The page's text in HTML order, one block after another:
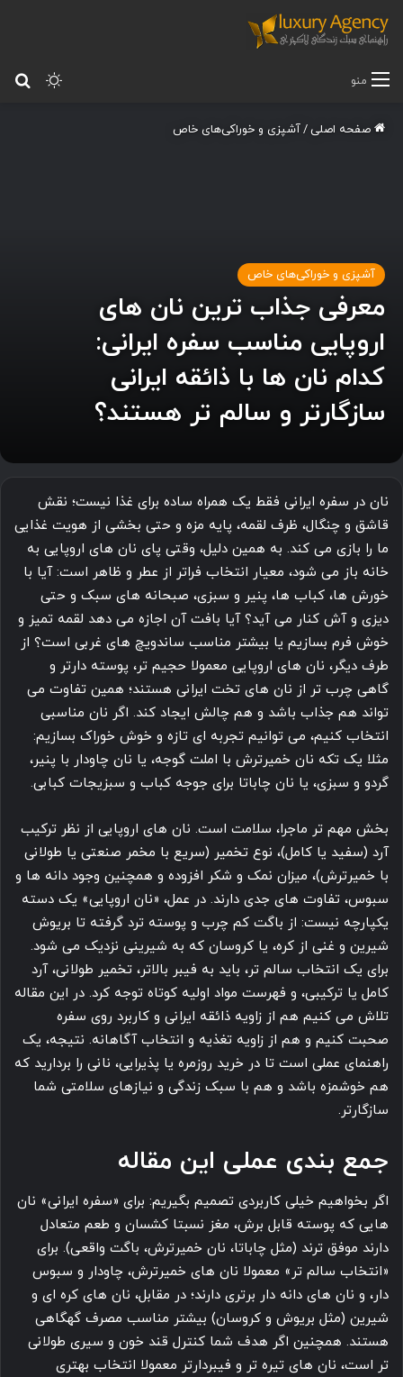
تغییر منو
صفحه اصلی/آشپزی و خوراکی‌های خاص
آشپزی و خوراکی‌های خاص
معرفی جذاب ترین نان های
اروپایی مناسب سفره ایرانی:
کدام نان ها با ذائقه ایرانی
سازگارتر و سالم تر هستند؟
نان در سفره ایرانی فقط یک همراه ساده برای غذا نیست؛ نقش
قاشق و چنگال، ظرف لقمه، پایه مزه و حتی بخشی از هویت غذایی
ما را بازی می کند. به همین دلیل، وقتی پای نان های اروپایی به
خانه باز می شود، معیار انتخاب فراتر از عطر و ظاهر است: آیا با
خورش ها، کباب ها، پنیر و سبزی، صبحانه های سبک و حتی
دیزی و آش کنار می آید؟ آیا بافت آن اجازه می دهد لقمه تمیز و
خوش فرم بسازیم یا بیشتر مناسب ساندویچ های غربی است؟ از
طرف دیگر، نان های اروپایی معمولا حجیم تر، پوسته دارتر و
گاهی چرب تر از نان های تخت ایرانی هستند؛ همین تفاوت می
تواند هم جذاب باشد و هم چالش ایجاد کند. اگر نان مناسبی
انتخاب کنیم، می توانیم تجربه ای تازه و خوش خوراک بسازیم:
مثلا یک تکه نان خمیرترش با املت گوجه، یا نان چاودار با پنیر،
گردو و سبزی، یا نان چاباتا برای جوجه کباب و سبزیجات کبابی.
بخش مهم تر ماجرا، سلامت است. نان های اروپایی از نظر ترکیب
آرد (سفید یا کامل)، نوع تخمیر (سریع با مخمر صنعتی یا طولانی
با خمیرترش)، میزان نمک و شکر افزوده و همچنین وجود دانه ها و
سبوس، تفاوت های جدی دارند. در عمل، «نان اروپایی» یک دسته
یکپارچه نیست: از باگت کم چرب و پوسته ترد گرفته تا بریوش
شیرین و غنی از کره، یا کروسان که به شیرینی نزدیک می شود.
برای یک انتخاب سالم تر، باید به فیبر بالاتر، تخمیر طولانی، آرد
کامل یا ترکیبی، و فهرست مواد اولیه کوتاه توجه کرد. در این مقاله
تلاش می کنیم هم از زاویه ذائقه ایرانی و کاربرد روی سفره
صحبت کنیم و هم از زاویه تغذیه و انتخاب آگاهانه. نتیجه، یک
راهنمای عملی است تا در خرید روزمره یا پذیرایی، نانی را بردارید که
هم خوشمزه باشد و هم با سبک زندگی و نیازهای سلامتی شما
سازگارتر.
جمع بندی عملی این مقاله
اگر بخواهیم خیلی کاربردی تصمیم بگیریم: برای «سفره ایرانی» نان
هایی که پوسته قابل برش، مغز نسبتا کشسان و طعم متعادل
دارند موفق ترند (مثل چاباتا، نان خمیرترش، باگت واقعی). برای
«انتخاب سالم تر» معمولا نان های خمیرترش، چاودار و سبوس
دار، و نان های دانه دار برتری دارند؛ در مقابل، نان های کره ای و
شیرین (مثل بریوش و کروسان) بیشتر مناسب مصرف گهگاهی
هستند. همچنین اگر هدف شما کنترل قند خون و سیری طولانی
تر است، نان های تیره تر و فیبردارتر معمولا انتخاب بهتری